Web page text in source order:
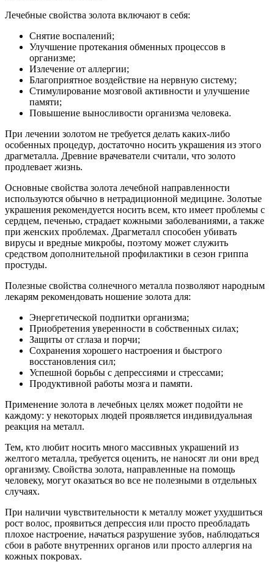
Лечебные свойства золота включают в себя:
Снятие воспалений;
Улучшение протекания обменных процессов в
организме;
Излечение от аллергии;
Благоприятное воздействие на нервную систему;
Стимулирование мозговой активности и улучшение
памяти;
Повышение выносливости организма человека.
При лечении золотом не требуется делать каких-либо
особенных процедур, достаточно носить украшения из этого
драгметалла. Древние врачеватели считали, что золото
продлевает жизнь.
Основные свойства золота лечебной направленности
используются обычно в нетрадиционной медицине. Золотые
украшения рекомендуется носить всем, кто имеет проблемы с
сердцем, печенью, страдает кожными заболеваниями, а также
при женских проблемах. Драгметалл способен убивать
вирусы и вредные микробы, поэтому может служить
средством дополнительной профилактики в сезон гриппа
простуды.
Полезные свойства солнечного металла позволяют народным
лекарям рекомендовать ношение золота для:
Энергетической подпитки организма;
Приобретения уверенности в собственных силах;
Защиты от сглаза и порчи;
Сохранения хорошего настроения и быстрого
восстановления сил;
Успешной борьбы с депрессиями и стрессами;
Продуктивной работы мозга и памяти.
Применение золота в лечебных целях может подойти не
каждому: у некоторых людей проявляется индивидуальная
реакция на металл.
Тем, кто любит носить много массивных украшений из
желтого металла, требуется оценить, не наносят ли они вред
организму. Свойства золота, направленные на помощь
человеку, могут оказаться во все не полезными в отдельных
случаях.
При наличии чувствительности к металлу может ухудшиться
рост волос, проявиться депрессия или просто преобладать
плохое настроение, начаться разрушение зубов, наблюдаться
сбои в работе внутренних органов или просто аллергия на
кожных покровах.